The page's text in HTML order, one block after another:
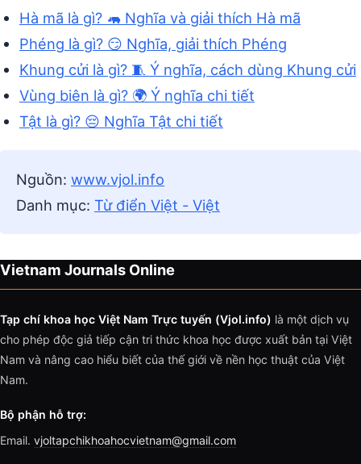
Hà mã là gì? 🦛 Nghĩa và giải thích Hà mã
Phéng là gì? 😏 Nghĩa, giải thích Phéng
Khung cửi là gì? 🧵 Ý nghĩa, cách dùng Khung cửi
Vùng biên là gì? 🌍 Ý nghĩa chi tiết
Tật là gì? 😔 Nghĩa Tật chi tiết
Nguồn: www.vjol.info
Danh mục: Từ điển Việt - Việt
Vietnam Journals Online
Tạp chí khoa học Việt Nam Trực tuyến (Vjol.info) là một dịch vụ
cho phép độc giả tiếp cận tri thức khoa học được xuất bản tại Việt
Nam và nâng cao hiểu biết của thế giới về nền học thuật của Việt
Nam.
Bộ phận hỗ trợ:
Email. vjoltapchikhoahocvietnam@gmail.com